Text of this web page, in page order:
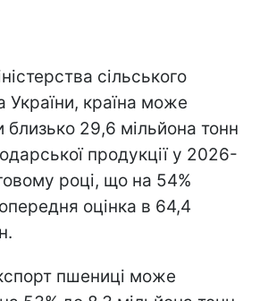
сільського
України, країна може
близько 29,6 мільйона тонн
продукції у 2026-
році, що на 54%
оцінка в 64,4
пшениці може